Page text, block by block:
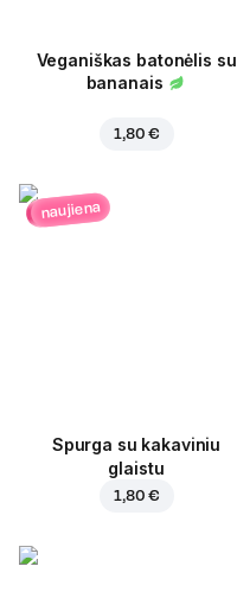
Veganiškas batonėlis su
bananais
1,80 €
naujiena
Spurga su kakaviniu
glaistu
1,80 €